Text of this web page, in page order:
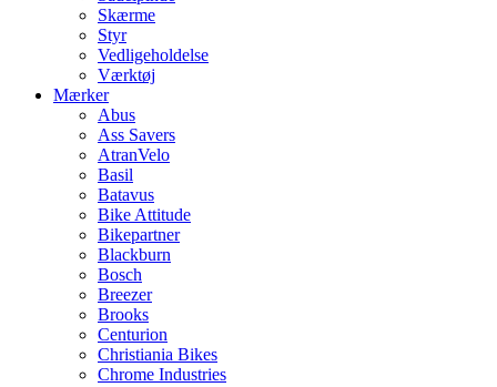
Skærme
Styr
Vedligeholdelse
Værktøj
Mærker
Abus
Ass Savers
AtranVelo
Basil
Batavus
Bike Attitude
Bikepartner
Blackburn
Bosch
Breezer
Brooks
Centurion
Christiania Bikes
Chrome Industries